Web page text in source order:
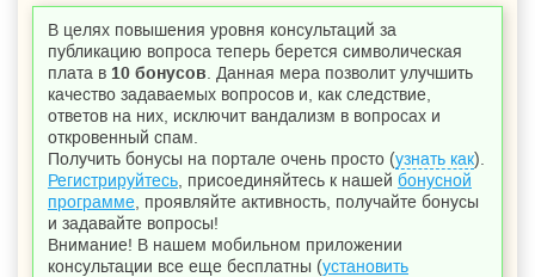
В целях повышения уровня консультаций за
публикацию вопроса теперь берется символическая
плата в 10 бонусов . Данная мера позволит улучшить
качество задаваемых вопросов и, как следствие,
ответов на них, исключит вандализм в вопросах и
откровенный спам.
Получить бонусы на портале очень просто (узнать как).
Регистрируйтесь , присоединяйтесь к нашей бонусной
программе , проявляйте активность, получайте бонусы
и задавайте вопросы!
Внимание! В нашем мобильном приложении
консультации все еще бесплатны (установить